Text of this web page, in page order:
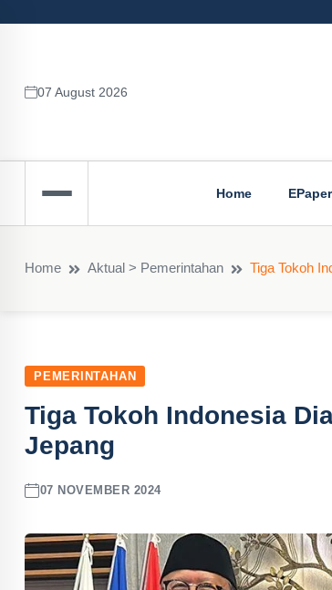
07 August 2026
Home EPaper
Home Aktual > Pemerintahan Tiga Tokoh
PEMERINTAHAN
Tiga Tokoh Indonesia
Jepang
07 NOVEMBER 2024